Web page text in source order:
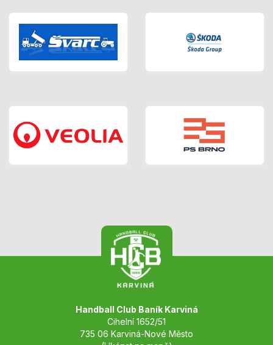
Handball Club Baník Karviná
Cihelní 1652/51
735 06 Karviná-Nové Město